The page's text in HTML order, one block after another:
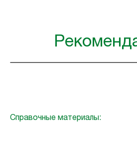
Справочные материалы: